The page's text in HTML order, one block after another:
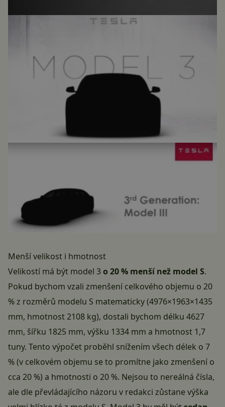
Menší velikost i hmotnost
Velikostí má být model 3o 20 % menší než model S.
Pokud bychom vzali zmenšení celkového objemu o 20
% z rozměrů modelu S matematicky (4976×1963×1435
mm, hmotnost 2108 kg), dostali bychom délku 4627
mm, šířku 1825 mm, výšku 1334 mm a hmotnost 1,7
tuny. Tento výpočet proběhl snížením všech délek o 7
% (v celkovém objemu se to promítne jako zmenšení o
cca 20 %) a hmotnosti o 20 %. Nejsou to nereálná čísla,
ale dle převládajícího názoru v redakci zůstane výška